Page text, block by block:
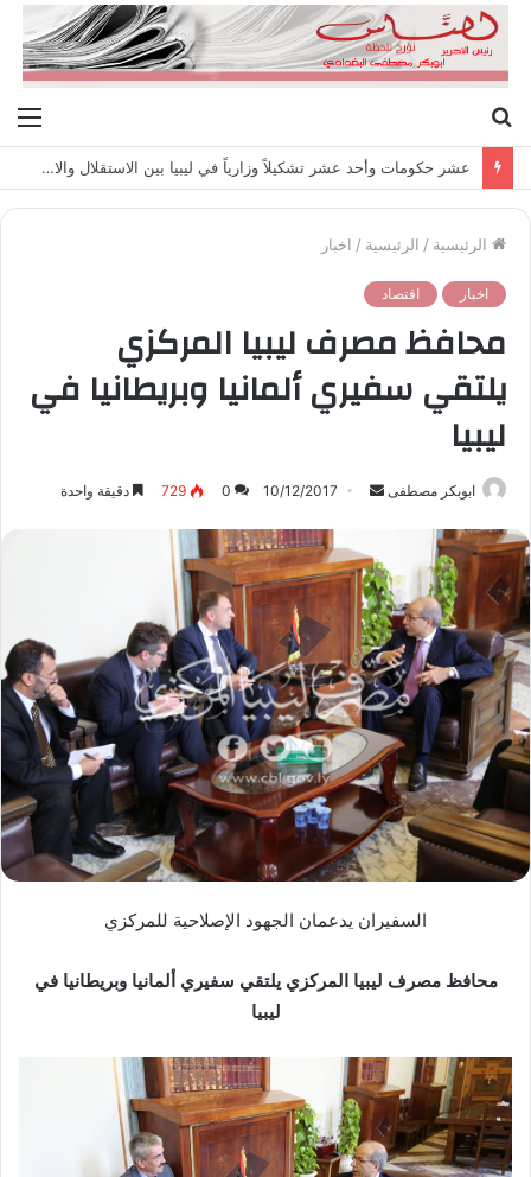
عن
عشر حكومات وأحد عشر تشكيلاً وزارياً في ليبيا بين الاستقلال والانقلاب (1951 – 1969)
الرئيسية / الرئيسية / اخبار
اخبار اقتصاد
محافظ مصرف ليبيا المركزي
يلتقي سفيري ألمانيا وبريطانيا في
ليبيا
ابوبكر مصطفى
ل
ب
ر
ي
د
إ
ل
ت
ر
ن
10/12/2017
0
729 دقيقة واحدة
السفيران يدعمان الجهود الإصلاحية للمركزي
محافظ مصرف ليبيا المركزي يلتقي سفيري ألمانيا وبريطانيا في
ليبيا